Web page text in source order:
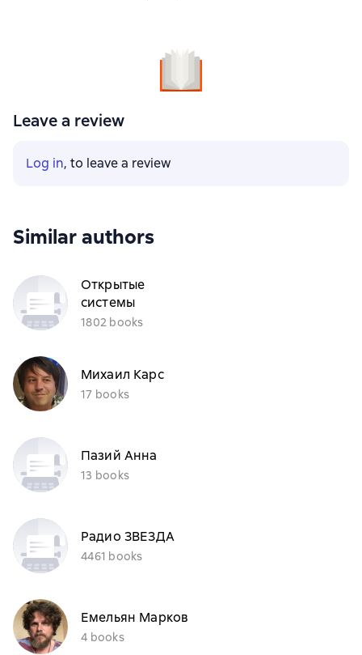
Leave a review
Log in, to leave a review
Similar authors
Открытые
системы
1802 books
Михаил Карс
17 books
Пазий Анна
13 books
Радио ЗВЕЗДА
4461 books
Емельян Марков
4 books